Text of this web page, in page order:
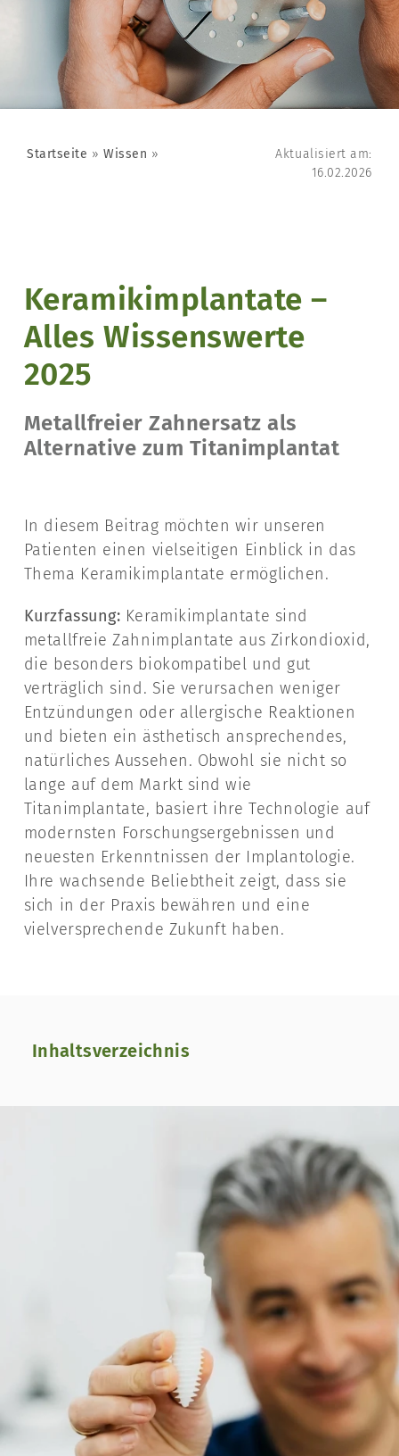
Startseite »Wissen »
Aktualisiert am:
16.02.2026
Keramikimplantate –
Alles Wissenswerte
2025
Metallfreier Zahnersatz als
Alternative zum Titanimplantat
In diesem Beitrag möchten wir unseren
Patienten einen vielseitigen Einblick in das
Thema Keramikimplantate ermöglichen.
Kurzfassung: Keramikimplantate sind
metallfreie Zahnimplantate aus Zirkondioxid,
die besonders biokompatibel und gut
verträglich sind. Sie verursachen weniger
Entzündungen oder allergische Reaktionen
und bieten ein ästhetisch ansprechendes,
natürliches Aussehen. Obwohl sie nicht so
lange auf dem Markt sind wie
Titanimplantate, basiert ihre Technologie auf
modernsten Forschungsergebnissen und
neuesten Erkenntnissen der Implantologie.
Ihre wachsende Beliebtheit zeigt, dass sie
sich in der Praxis bewähren und eine
vielversprechende Zukunft haben.
Inhaltsverzeichnis